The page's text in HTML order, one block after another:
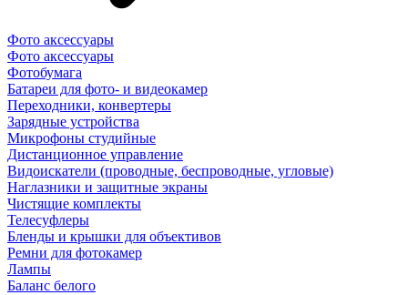
Фото аксессуары
Фото аксессуары
Фотобумага
Батареи для фото- и видеокамер
Переходники, конвертеры
Зарядные устройства
Микрофоны студийные
Дистанционное управление
Видоискатели (проводные, беспроводные, угловые)
Наглазники и защитные экраны
Чистящие комплекты
Телесуфлеры
Бленды и крышки для объективов
Ремни для фотокамер
Лампы
Баланс белого